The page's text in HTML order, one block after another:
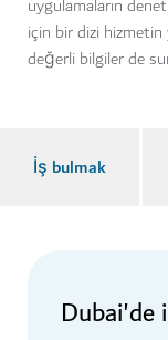
uygulamaların
için bir dizi hizmetin
değerli bilgiler de
İş bulmak
Dubai'de